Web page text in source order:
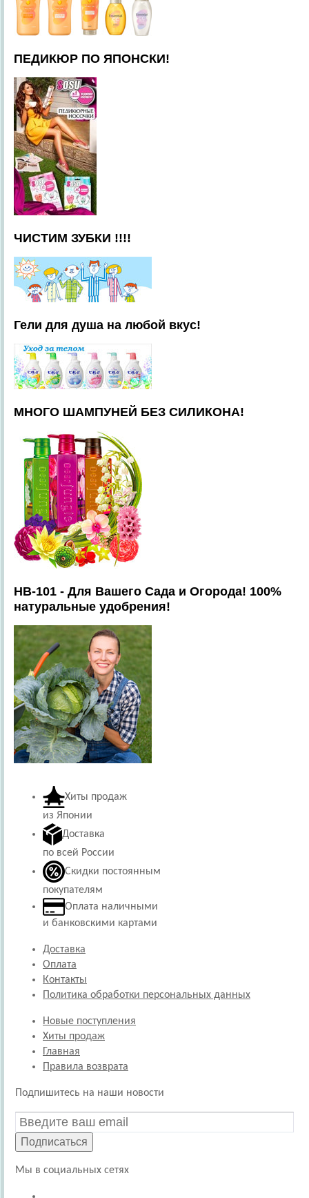
ПЕДИКЮР ПО ЯПОНСКИ!
ЧИСТИМ ЗУБКИ !!!!
Гели для душа на любой вкус!
МНОГО ШАМПУНЕЙ БЕЗ СИЛИКОНА!
HB-101 - Для Вашего Сада и Огорода! 100%
натуральные удобрения!
Хиты продаж
из Японии
Доставка
по всей России
Скидки постоянным
покупателям
Оплата наличными
и банковскими картами
Доставка
Оплата
Контакты
Политика обработки персональных данных
Новые поступления
Хиты продаж
Главная
Правила возврата
Подпишитесь на наши новости
Подписаться
Мы в социальных сетях